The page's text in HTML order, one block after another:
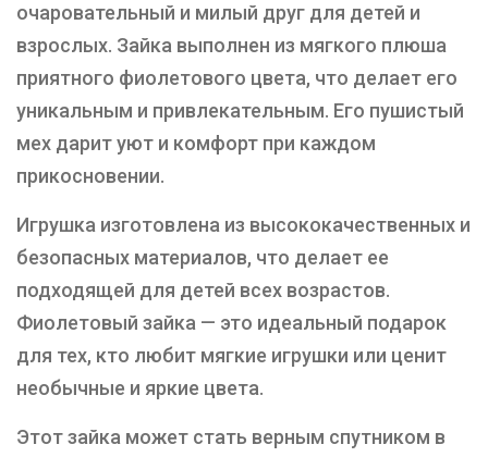
очаровательный и милый друг для детей и
взрослых. Зайка выполнен из мягкого плюша
приятного фиолетового цвета, что делает его
уникальным и привлекательным. Его пушистый
мех дарит уют и комфорт при каждом
прикосновении.
Игрушка изготовлена из высококачественных и
безопасных материалов, что делает ее
подходящей для детей всех возрастов.
Фиолетовый зайка — это идеальный подарок
для тех, кто любит мягкие игрушки или ценит
необычные и яркие цвета.
Этот зайка может стать верным спутником в